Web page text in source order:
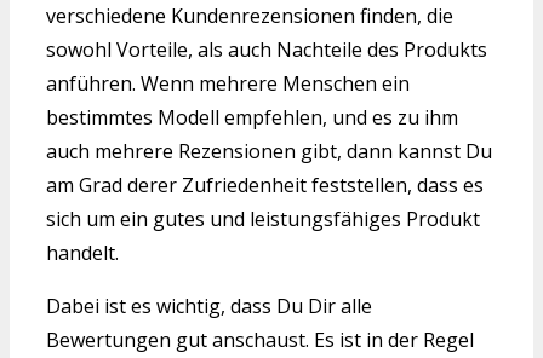
verschiedene Kundenrezensionen finden, die
sowohl Vorteile, als auch Nachteile des Produkts
anführen. Wenn mehrere Menschen ein
bestimmtes Modell empfehlen, und es zu ihm
auch mehrere Rezensionen gibt, dann kannst Du
am Grad derer Zufriedenheit feststellen, dass es
sich um ein gutes und leistungsfähiges Produkt
handelt.
Dabei ist es wichtig, dass Du Dir alle
Bewertungen gut anschaust. Es ist in der Regel